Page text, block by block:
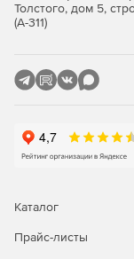
сделке, что
менеджера в
Store по
Толстого, дом 5,
(А-311)
Каталог
Прайс-листы